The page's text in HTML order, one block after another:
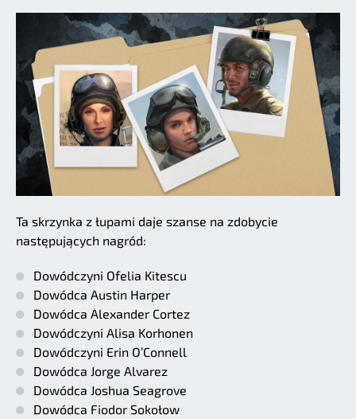
Ta skrzynka z łupami daje szanse na zdobycie
następujących nagród:
Dowódczyni Ofelia Kitescu
Dowódca Austin Harper
Dowódca Alexander Cortez
Dowódczyni Alisa Korhonen
Dowódczyni Erin O’Connell
Dowódca Jorge Alvarez
Dowódca Joshua Seagrove
Dowódca Fiodor Sokołow